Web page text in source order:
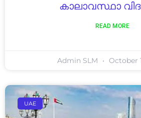
കാലാവസ്ഥാ
READ MORE
Admin SLM October
UAE